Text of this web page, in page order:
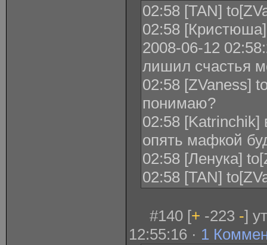
02:58 [TAN]
02:58
2008-06-12
лишил счастья
02:58 [ZVaness]
понимаю?
02:58 [Katrinchik]
опять мафкой
02:58 [Ленука]
02:58 [TAN]
#140 [+ -223 -]
12:55:16 · 1